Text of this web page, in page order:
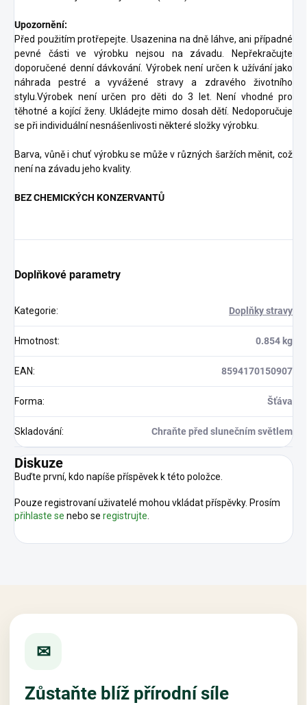
Upozornění:
Před použitím protřepejte. Usazenina na dně láhve, ani případné
pevné části ve výrobku nejsou na závadu. Nepřekračujte
doporučené denní dávkování. Výrobek není určen k užívání jako
náhrada pestré a vyvážené stravy a zdravého životního
stylu.Výrobek není určen pro děti do 3 let. Není vhodné pro
těhotné a kojící ženy. Ukládejte mimo dosah dětí. Nedoporučuje
se při individuální nesnášenlivosti některé složky výrobku.
Barva, vůně i chuť výrobku se může v různých šaržích měnit, což
není na závadu jeho kvality.
BEZ CHEMICKÝCH KONZERVANTŮ
Doplňkové parametry
Kategorie: Doplňky stravy
Hmotnost: 0.854 kg
EAN: 8594170150907
Forma: Šťáva
Skladování: Chraňte před slunečním světlem
Diskuze
Buďte první, kdo napíše příspěvek k této položce.
Pouze registrovaní uživatelé mohou vkládat příspěvky. Prosím
přihlaste se nebo se registrujte.
✉
Zůstaňte blíž přírodní síle